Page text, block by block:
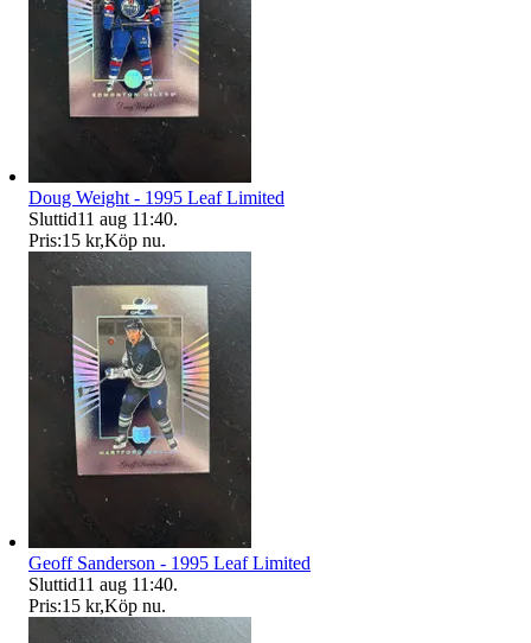
Doug Weight - 1995 Leaf Limited
Sluttid11 aug 11:40.
Pris:15 kr,Köp nu.
Geoff Sanderson - 1995 Leaf Limited
Sluttid11 aug 11:40.
Pris:15 kr,Köp nu.